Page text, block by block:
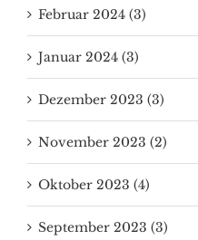
Februar 2024 (3)
Januar 2024 (3)
Dezember 2023 (3)
November 2023 (2)
Oktober 2023 (4)
September 2023 (3)